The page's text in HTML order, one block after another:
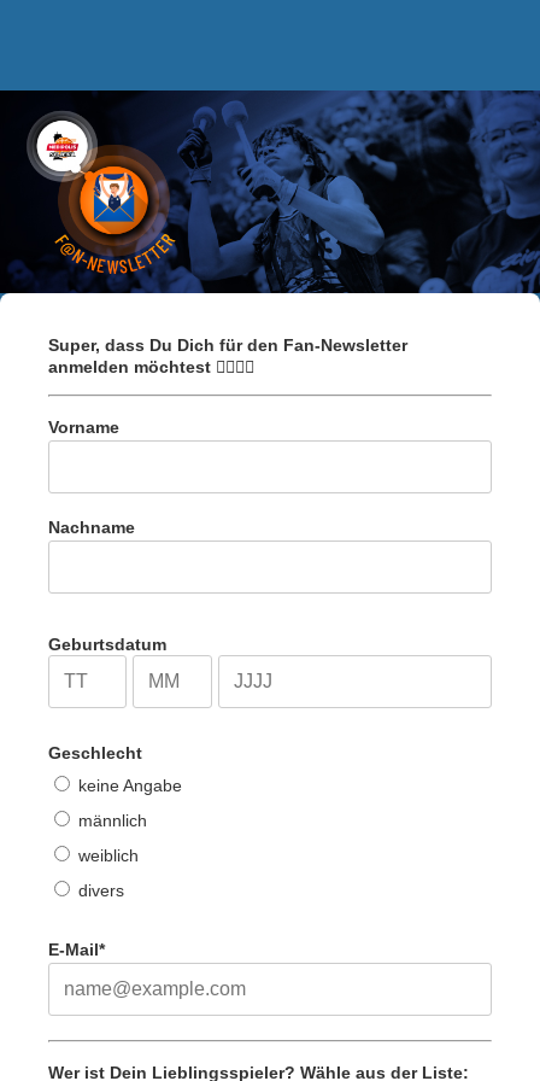
Super, dass Du Dich für den Fan-Newsletter
anmelden möchtest ⛹🏽🏀💪
Vorname
Nachname
Geburtsdatum
Geschlecht
keine Angabe
männlich
weiblich
divers
E-Mail*
Wer ist Dein Lieblingsspieler? Wähle aus der Liste: